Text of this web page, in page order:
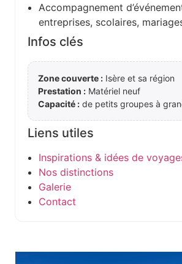
Accompagnement
entreprises, scolaires,
Infos clés
Zone couverte : Isère et sa région
Prestation : Matériel neuf
Capacité : de petits groupes à
Liens utiles
Inspirations & idées de
Nos distinctions
Galerie
Contact